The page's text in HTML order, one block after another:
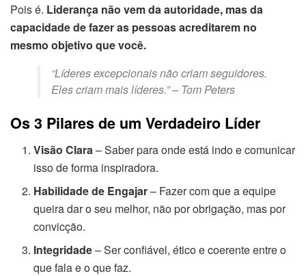
Pois é. Liderança não vem da autoridade, mas da
capacidade de fazer as pessoas acreditarem no
mesmo objetivo que você.
“Líderes excepcionais não criam seguidores.
Eles criam mais líderes.”– Tom Peters
Os 3 Pilares de um Verdadeiro Líder
Visão Clara– Saber para onde está indo e comunicar
isso de forma inspiradora.
Habilidade de Engajar– Fazer com que a equipe
queira dar o seu melhor, não por obrigação, mas por
convicção.
Integridade– Ser confiável, ético e coerente entre o
que fala e o que faz.